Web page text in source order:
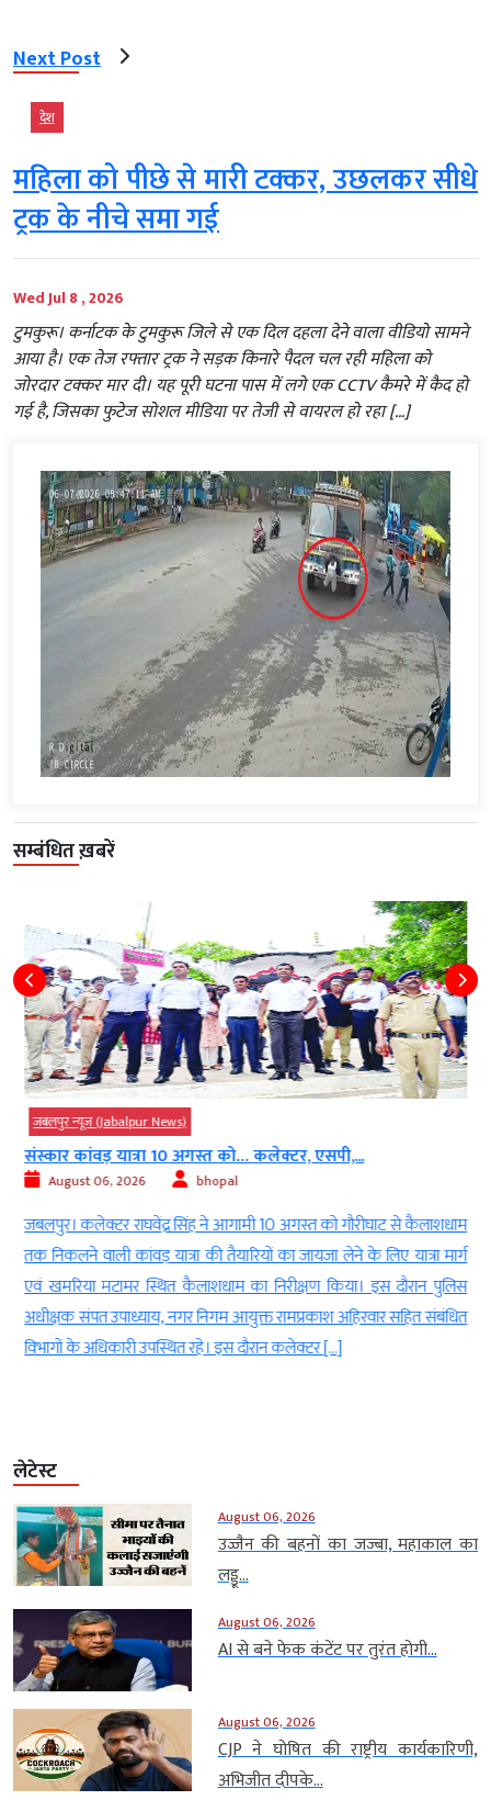
Next Post
देश
महिला को पीछे से मारी टक्कर, उछलकर सीधे
ट्रक के नीचे समा गई
Wed Jul 8 , 2026
टुमकुरू। कर्नाटक के टुमकुरू जिले से एक दिल दहला देने वाला वीडियो सामने
आया है। एक तेज रफ्तार ट्रक ने सड़क किनारे पैदल चल रही महिला को
जोरदार टक्कर मार दी। यह पूरी घटना पास में लगे एक CCTV कैमरे में कैद हो
गई है, जिसका फुटेज सोशल मीडिया पर तेजी से वायरल हो रहा […]
सम्बंधित ख़बरें
जबलपुर न्यूज़ (Jabalpur News)
संस्कार कांवड़ यात्रा 10 अगस्त को… कलेक्टर, एसपी,...
August 06, 2026 bhopal
जबलपुर। कलेक्टर राघवेंद्र सिंह ने आगामी 10 अगस्त को गौरीघाट से कैलाशधाम
तक निकलने वाली कांवड़ यात्रा की तैयारियों का जायजा लेने के लिए यात्रा मार्ग
एवं खमरिया मटामर स्थित कैलाशधाम का निरीक्षण किया। इस दौरान पुलिस
अधीक्षक संपत उपाध्याय, नगर निगम आयुक्त रामप्रकाश अहिरवार सहित संबंधित
विभागों के अधिकारी उपस्थित रहे। इस दौरान कलेक्टर […]
लेटेस्ट
August 06, 2026
उज्जैन की बहनों का जज्बा, महाकाल का
लड्डू...
August 06, 2026
AI से बने फेक कंटेंट पर तुरंत होगी...
August 06, 2026
CJP ने घोषित की राष्ट्रीय कार्यकारिणी,
अभिजीत दीपके...